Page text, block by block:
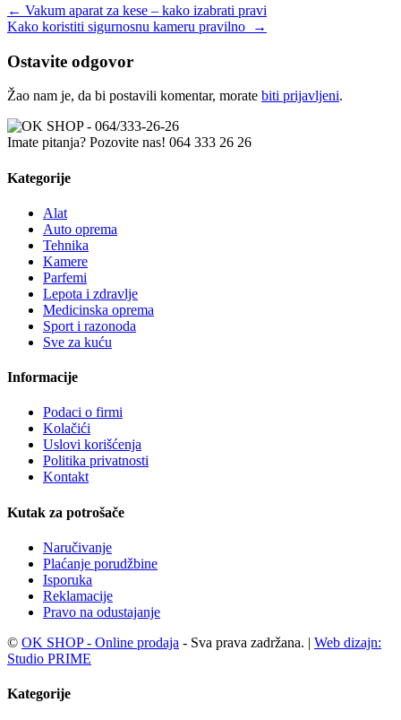
Kretanje
članka
← Vakum aparat za kese – kako izabrati pravi
Kako koristiti sigurnosnu kameru pravilno
→
Ostavite odgovor
Žao nam je, da bi postavili komentar, morate biti prijavljeni.
Imate pitanja? Pozovite nas! 064 333 26 26
Kategorije
Alat
Auto oprema
Tehnika
Kamere
Parfemi
Lepota i zdravlje
Medicinska oprema
Sport i razonoda
Sve za kuću
Informacije
Podaci o firmi
Kolačići
Uslovi korišćenja
Politika privatnosti
Kontakt
Kutak za potrošače
Naručivanje
Plaćanje porudžbine
Isporuka
Reklamacije
Pravo na odustajanje
© OK SHOP - Online prodaja - Sva prava zadržana. | Web dizajn:
Studio PRIME
Kategorije